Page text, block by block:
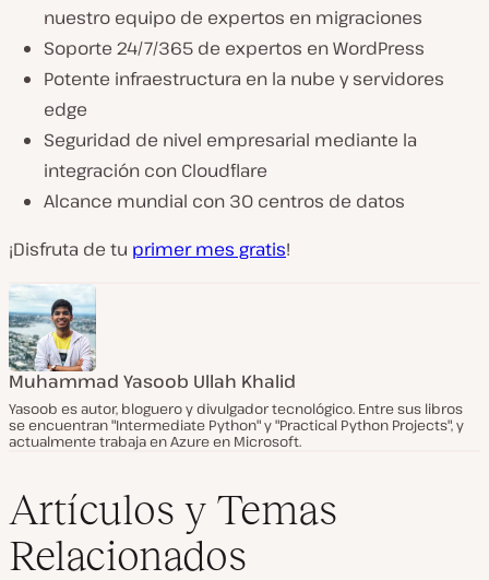
nuestro equipo de expertos en migraciones
Soporte 24/7/365 de expertos en WordPress
Potente infraestructura en la nube y servidores
edge
Seguridad de nivel empresarial mediante la
integración con Cloudflare
Alcance mundial con 30 centros de datos
¡Disfruta de tu primer mes gratis!
Muhammad Yasoob Ullah Khalid
Yasoob es autor, bloguero y divulgador tecnológico. Entre sus libros
se encuentran "Intermediate Python" y "Practical Python Projects", y
actualmente trabaja en Azure en Microsoft.
Artículos y Temas
Relacionados